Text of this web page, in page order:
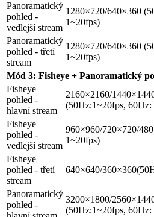
Panoramatický
pohled -
vedlejší stream
1280×720/640×360
1~20fps)
Panoramatický
pohled - třetí
stream
1280×720/640×360
1~20fps)
Mód 3: Fisheye + Panoramatický
Fisheye
pohled -
hlavní stream
2160×2160/
(50Hz:1~20fps, 60Hz:
Fisheye
pohled -
vedlejší stream
960×960/720×720/
1~20fps)
Fisheye
pohled - třetí
stream
640×640/
Panoramatický
pohled -
3200×1800/
(50Hz:1~20fps, 60Hz: